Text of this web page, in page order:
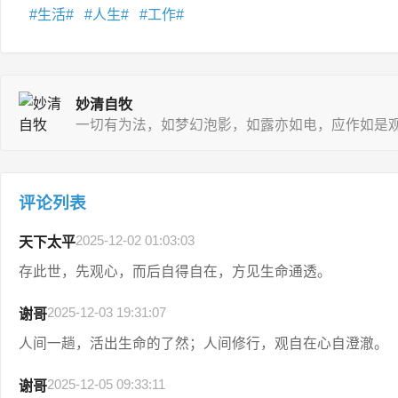
生活 人生 工作
妙清自牧
一切有为法，如梦幻泡影，如露亦如电，应作如是
评论列表
天下太平2025-12-02 01:03:03
存此世，先观心，而后自得自在，方见生命通透。
谢哥2025-12-03 19:31:07
人间一趟，活出生命的了然；人间修行，观自在心自澄澈。
谢哥2025-12-05 09:33:11